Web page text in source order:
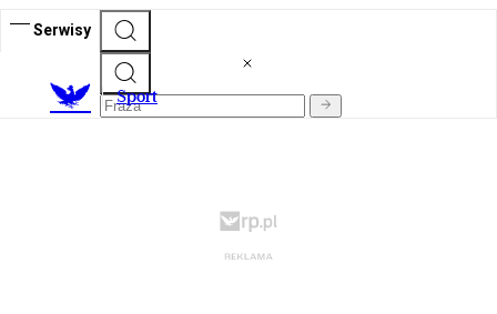
Serwisy
Sport